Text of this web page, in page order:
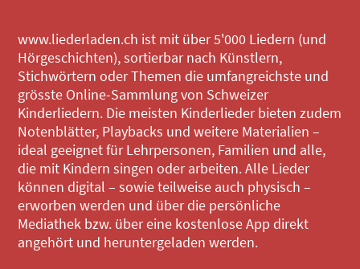
www.liederladen.ch ist mit über 5'000 Liedern (und
Hörgeschichten), sortierbar nach Künstlern,
Stichwörtern oder Themen die umfangreichste und
grösste Online-Sammlung von Schweizer
Kinderliedern. Die meisten Kinderlieder bieten zudem
Notenblätter, Playbacks und weitere Materialien –
ideal geeignet für Lehrpersonen, Familien und alle,
die mit Kindern singen oder arbeiten. Alle Lieder
können digital – sowie teilweise auch physisch –
erworben werden und über die persönliche
Mediathek bzw. über eine kostenlose App direkt
angehört und heruntergeladen werden.